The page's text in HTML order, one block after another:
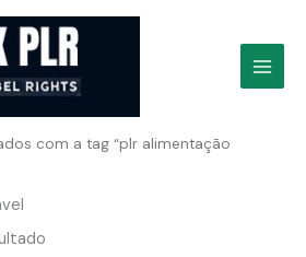
com a tag “plr alimentação